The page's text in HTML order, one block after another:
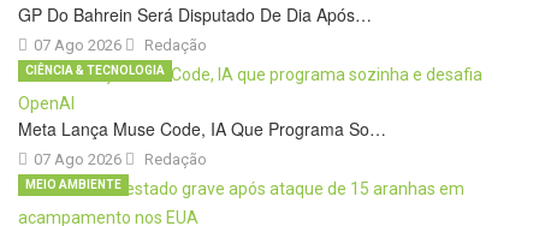
GP Do Bahrein Será Disputado De Dia Após…
07 Ago 2026 Redação
Meta Lança Muse Code, IA Que Programa So…
07 Ago 2026
CIÊNCIA & TECNOLOGIA
Redação
MEIO AMBIENTE